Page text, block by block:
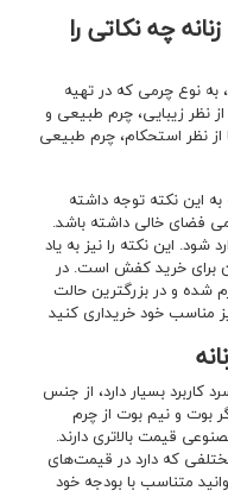
چه نکاتی را
به نوع چرمی که در تهیه
نظر زیبایی، چرم طبیعی و
از نظر استحکام، چرم طبیعی
این نکته توجه داشته
فضای خالی داشته باشد.
شود. این نکته را نیز به یاد
برای خرید کفش است. در
شده و در بزرگترین حالت
مناسب خود خریداری کنید
بسیار دارد، از جنس
بوت و نیم بوت از چرم
قیمت بالاتری دارند.
که دارد در قیمت‌‌های
متناسب با بودجه خود